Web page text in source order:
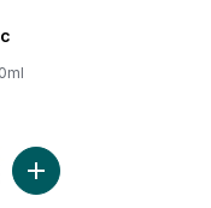
au panier
V Smooth & Sleek au
Ajouter Sleek &